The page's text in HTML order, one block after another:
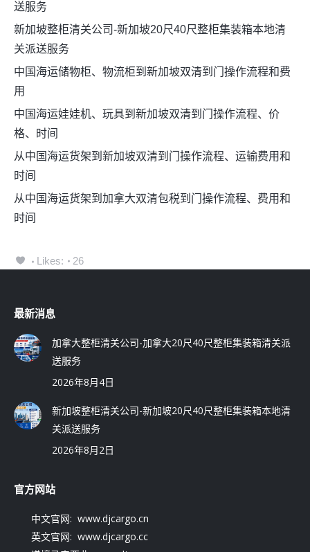
送服务
新加坡整柜清关公司-新加坡20尺40尺整柜集装箱本地清
关派送服务
中国海运储物柜、物流柜到新加坡双清到门操作流程和费
用
中国海运娃娃机、玩具到新加坡双清到门操作流程、价
格、时间
从中国海运货架到新加坡双清到门操作流程、运输费用和
时间
从中国海运货架到加拿大双清包税到门操作流程、费用和
时间
Likes: 26
最新消息
加拿大整柜清关公司-加拿大20尺40尺整柜集装箱清关派
送服务
2026年8月4日
新加坡整柜清关公司-新加坡20尺40尺整柜集装箱本地清
关派送服务
2026年8月2日
官方网站
中文官网: www.djcargo.cn
英文官网: www.djcargo.cc